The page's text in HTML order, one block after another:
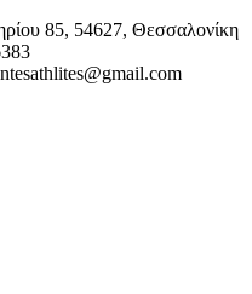
85, 54627, Θεσσαλονίκη